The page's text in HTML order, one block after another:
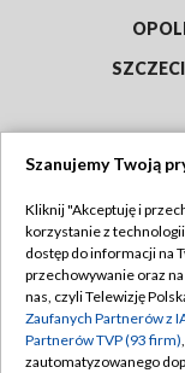
Abonament TVP
Emisja w TVP
Centrum
Szanujemy Twoją
Kliknij "Akceptuję i
korzystanie z
dostęp do informacji na
przechowywanie oraz
nas, czyli Telewizję
Zaufanych Partnerów z
Partnerów TVP (93 firm)
zautomatyzowanego